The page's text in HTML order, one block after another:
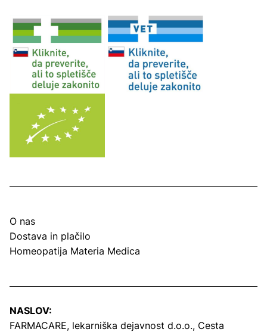
O nas
Dostava in plačilo
Homeopatija Materia Medica
NASLOV:
FARMACARE, lekarniška dejavnost d.o.o., Cesta